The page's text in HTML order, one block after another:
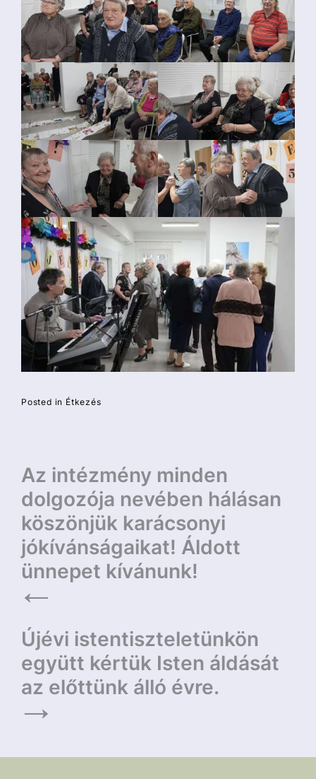
Posted in Étkezés
Bejegyzés
navigáció
Az intézmény minden
dolgozója nevében hálásan
köszönjük karácsonyi
jókívánságaikat! Áldott
ünnepet kívánunk!
Újévi istentiszteletünkön
együtt kértük Isten áldását
az előttünk álló évre.